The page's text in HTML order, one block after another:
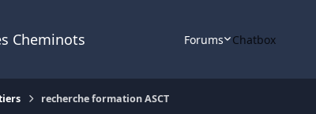
Cheminots Forums Chatbox
recherche formation ASCT